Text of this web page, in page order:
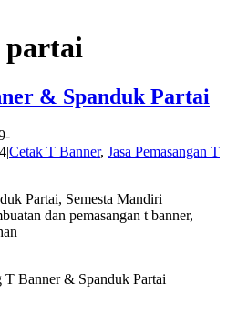
partai
& Spanduk Partai
|Cetak T Banner, Jasa Pemasangan T
Partai, Semesta Mandiri
dan pemasangan t banner,
T Banner & Spanduk Partai